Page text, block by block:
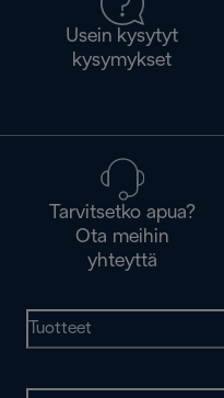
Usein kysytyt
kysymykset
Tarvitsetko apua?
Ota meihin
yhteyttä
Tuotteet